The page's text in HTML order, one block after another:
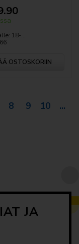
18-...
OSTOSKORIIN
8 9 10
...
JA